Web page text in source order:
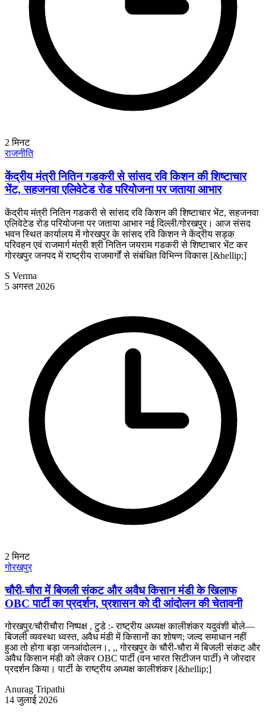
2 मिनट
राजनीति
केंद्रीय मंत्री नितिन गडकरी से सांसद रवि किशन की शिष्टाचार
भेंट, सहजनवा एलिवेटेड रोड परियोजना पर जताया आभार
केंद्रीय मंत्री नितिन गडकरी से सांसद रवि किशन की शिष्टाचार भेंट, सहजनवा
एलिवेटेड रोड परियोजना पर जताया आभार नई दिल्ली/गोरखपुर। आज संसद
भवन स्थित कार्यालय में गोरखपुर के सांसद रवि किशन ने केंद्रीय सड़क
परिवहन एवं राजमार्ग मंत्री श्री नितिन जयराम गडकरी से शिष्टाचार भेंट कर
गोरखपुर जनपद में राष्ट्रीय राजमार्गों से संबंधित विभिन्न विकास [&hellip;]
S Verma
5 अगस्त 2026
2 मिनट
गोरखपुर
चौरी-चौरा में बिजली संकट और अवैध किसान मंडी के खिलाफ
OBC पार्टी का प्रदर्शन, प्रशासन को दी आंदोलन की चेतावनी
गोरखपुर/चौरीचौरा निष्पक्ष , टुडे :- राष्ट्रीय अध्यक्ष कालीशंकर यदुवंशी बोले—
बिजली व्यवस्था ध्वस्त, अवैध मंडी में किसानों का शोषण; जल्द समाधान नहीं
हुआ तो होगा बड़ा जनआंदोलन।, ,, गोरखपुर के चौरी-चौरा में बिजली संकट और
अवैध किसान मंडी को लेकर OBC पार्टी (वन भारत सिटीजन पार्टी) ने जोरदार
प्रदर्शन किया। पार्टी के राष्ट्रीय अध्यक्ष कालीशंकर [&hellip;]
Anurag Tripathi
14 जुलाई 2026